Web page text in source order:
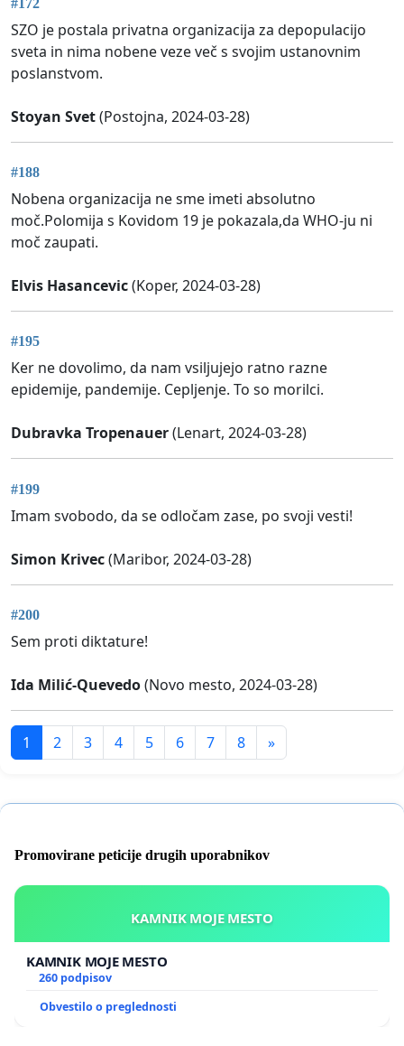
SZO je postala privatna organizacija za depopulacijo
sveta in nima nobene veze več s svojim ustanovnim
poslanstvom.
Stoyan Svet(Postojna, 2024-03-28)
#188
Nobena organizacija ne sme imeti absolutno
moč.Polomija s Kovidom 19 je pokazala,da WHO-ju ni
moč zaupati.
Elvis Hasancevic(Koper, 2024-03-28)
#195
Ker ne dovolimo, da nam vsiljujejo ratno razne
epidemije, pandemije. Cepljenje. To so morilci.
Dubravka Tropenauer(Lenart, 2024-03-28)
#199
Imam svobodo, da se odločam zase, po svoji vesti!
Simon Krivec(Maribor, 2024-03-28)
#200
Sem proti diktature!
Ida Milić-Quevedo(Novo mesto, 2024-03-28)
1 2 3 4 5 6 7 8 »
Promovirane peticije drugih uporabnikov
KAMNIK MOJE MESTO
KAMNIK MOJE MESTO
260 podpisov
Obvestilo o preglednosti